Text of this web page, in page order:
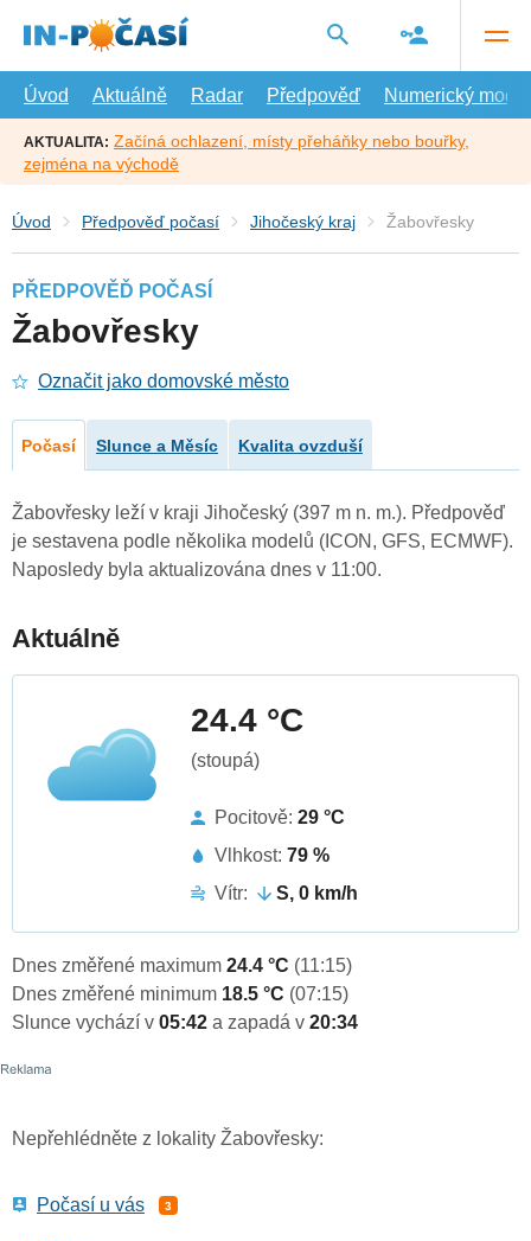
hlavní
Úvod
Aktuálně Radar Předpověď Numerický model
AKTUALITA: Začíná ochlazení, místy přeháňky nebo bouřky,
zejména na východě
Úvod Předpověď počasí Jihočeský kraj Žabovřesky
PŘEDPOVĚĎ POČASÍ
Žabovřesky
Označit jako domovské město
Počasí Slunce a Měsíc Kvalita ovzduší
Žabovřesky leží v kraji Jihočeský (397 m n. m.). Předpověď
je sestavena podle několika modelů (ICON, GFS, ECMWF).
Naposledy byla aktualizována dnes v 11:00.
Aktuálně
24.4 °C
(stoupá)
Pocitově: 29 °C
Vlhkost: 79 %
Vítr:
S, 0 km/h
Dnes změřené maximum 24.4 °C (11:15)
Dnes změřené minimum 18.5 °C (07:15)
Slunce vychází v 05:42 a zapadá v 20:34
Nepřehlédněte z lokality Žabovřesky:
Počasí u vás 3